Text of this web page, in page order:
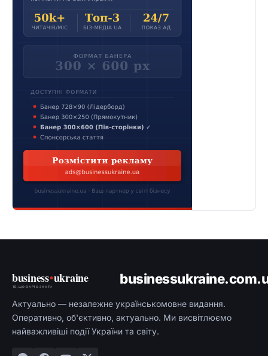
business•ukraine
ТЕ, ЩО ВАРТО ЗНАТИ
Актуально — незалежне українськомовне видання.
Оперативно, об'єктивно, актуально. Ми висвітлюємо
найважливіші події України та світу.